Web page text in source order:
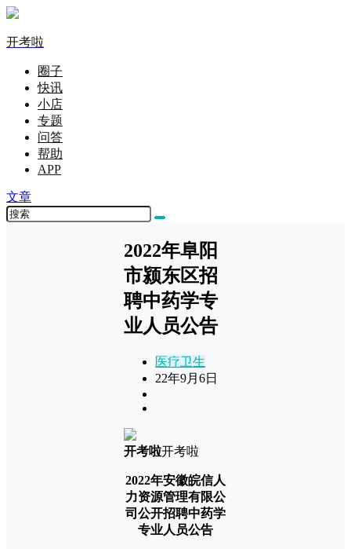
开考啦
圈子
快讯
小店
专题
问答
帮助
APP
文章
2022年阜阳
市颍东区招
聘中药学专
业人员公告
医疗卫生
22年9月6日
开考啦开考啦
2022年安徽皖信人
力资源管理有限公
司公开招聘中药学
专业人员公告